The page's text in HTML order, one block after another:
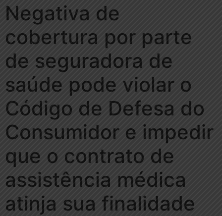
Negativa de
cobertura por parte
de seguradora de
saúde pode violar o
Código de Defesa do
Consumidor e impedir
que o contrato de
assistência médica
atinja sua finalidade